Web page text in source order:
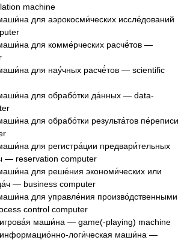
machine
для аэрокосми́ческих иссле́дований
для комме́рческих расчё́тов —
для нау́чных расчё́тов — scientific
для обрабо́тки да́нных — data-
для обрабо́тки результа́тов пе́реписи
для регистра́ции предвари́тельных
— reservation computer
для реше́ния экономи́ческих или
— business computer
для управле́ния произво́дственными
control computer
маши́на — game(-playing) machine
информацио́нно-логи́ческая маши́на —